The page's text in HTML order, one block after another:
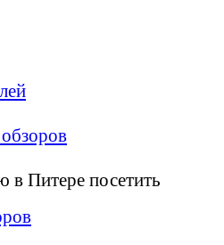
в Питере посетить